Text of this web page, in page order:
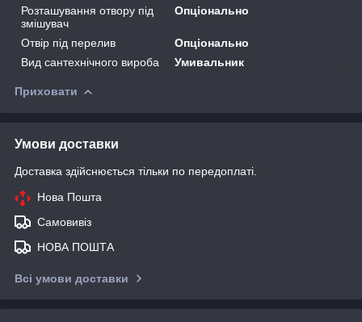
Розташування отвору під
змішувач
Опціонально
Отвір під перелив
Опціонально
Вид сантехнічного вироба
Умивальник
Приховати
Умови доставки
Доставка здійснюється тільки по передоплаті.
Нова Пошта
Самовивіз
НОВА ПОШТА
Всі умови доставки